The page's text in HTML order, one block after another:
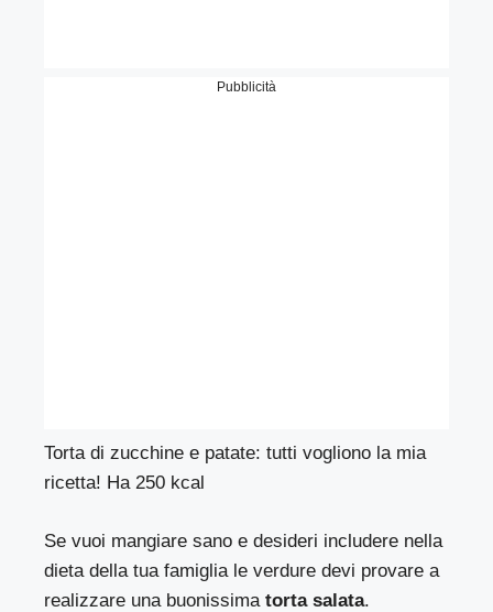
Pubblicità
Torta di zucchine e patate: tutti vogliono la mia
ricetta! Ha 250 kcal
Se vuoi mangiare sano e desideri includere nella
dieta della tua famiglia le verdure devi provare a
realizzare una buonissimatorta salata.